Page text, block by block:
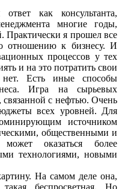
как консультанта,
многие годы,
Практически я прошел все
отношению к бизнесу. И
процессов у тех
и на это потратить свои
Есть иные способы
Игра на сырьевых
с нефтью. Очень
всех уровней. Для
источником
общественными и
может оказаться более
технологиями, новыми
На самом деле она,
беспросветная. Но